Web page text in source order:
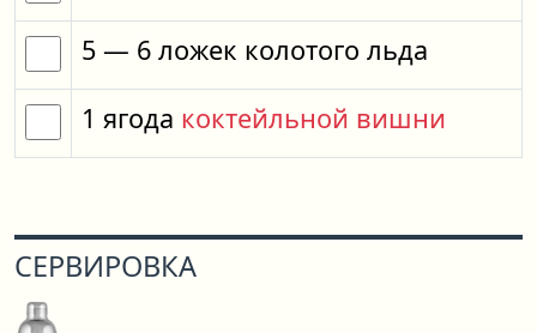
5 — 6 ложек колотого льда
1 ягода коктейльной вишни
СЕРВИРОВКА